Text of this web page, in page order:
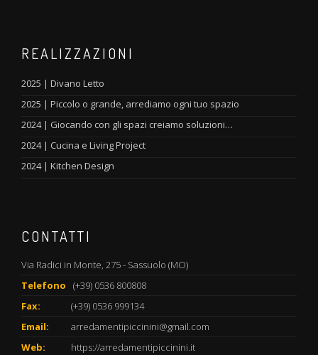
REALIZZAZIONI
2025 | Divano Letto
2025 | Piccolo o grande, arrediamo ogni tuo spazio
2024 | Giocando con gli spazi creiamo soluzioni…
2024 | Cucina e Living Project
2024 | Kitchen Design
CONTATTI
Via Radici in Monte, 275 - Sassuolo (MO)
Telefono
(+39) 0536 800808
Fax:
(+39) 0536 999134
Email:
arredamentipiccinini@gmail.com
Web:
https://arredamentipiccinini.it